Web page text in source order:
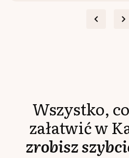
Wszystko,
załatwić w
zrobisz